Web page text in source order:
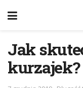
Jak
kurzajek?